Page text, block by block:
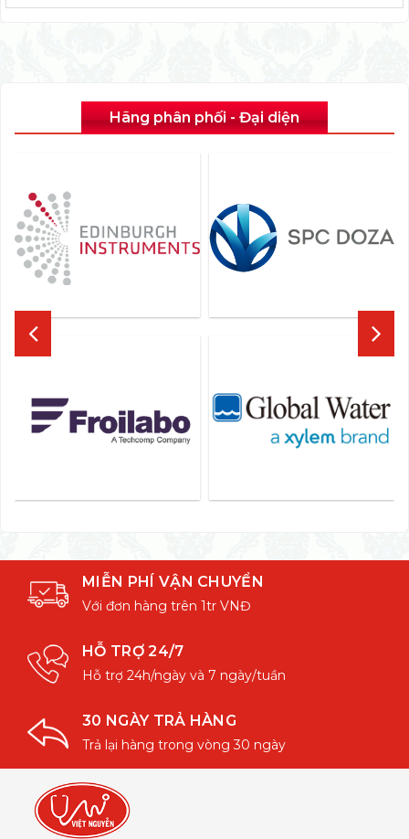
Hãng phân phối - Đại diện
MIỄN PHÍ VẬN CHUYỂN
Với đơn hàng trên 1tr VNĐ
HỖ TRỢ 24/7
Hỗ trợ 24h/ngày và 7 ngày/tuần
30 NGÀY TRẢ HÀNG
Trả lại hàng trong vòng 30 ngày